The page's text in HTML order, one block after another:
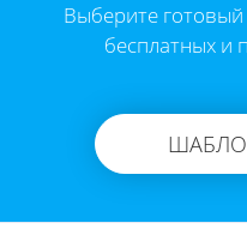
Выберите
бесплатных и